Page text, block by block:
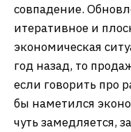
совпадение.
итеративное и
экономическая
год назад, то
если говорить про
бы наметился
чуть замедляется,